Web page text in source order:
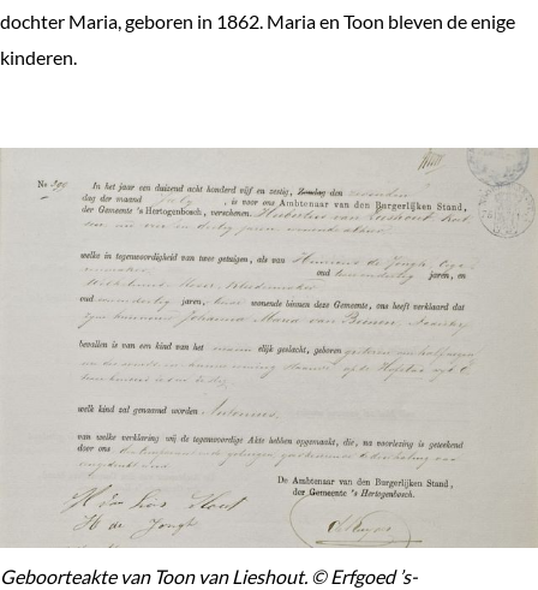
dochter Maria, geboren in 1862. Maria en Toon bleven de enige
kinderen.
Geboorteakte van Toon van Lieshout. © Erfgoed ’s-